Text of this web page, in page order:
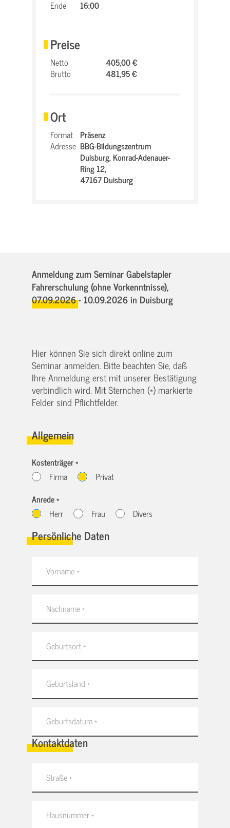
Ende
16:00
Preise
Netto
405,00 €
Brutto
481,95 €
Ort
Format Präsenz
Adresse BBG-Bildungszentrum
Duisburg,Konrad-Adenauer-
Ring 12,
47167 Duisburg
Anmeldung zum Seminar Gabelstapler
Fahrerschulung (ohne Vorkenntnisse),
07.09.2026 - 10.09.2026in Duisburg
Hier können Sie sich direkt online zum
Seminar anmelden. Bitte beachten Sie, daß
Ihre Anmeldung erst mit unserer Bestätigung
verbindlich wird. Mit Sternchen (*) markierte
Felder sind Pflichtfelder.
Allgemein
Kostenträger *
Firma
Privat
Anrede *
Herr
Frau Divers
Persönliche Daten
Kontaktdaten